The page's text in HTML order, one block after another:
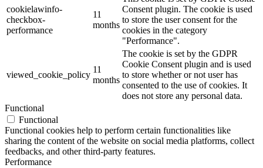
cookielawinfo-
checkbox-
performance
11
months
Consent plugin. The cookie is used
to store the user consent for the
cookies in the category
"Performance".
viewed_cookie_policy
11
months
The cookie is set by the GDPR
Cookie Consent plugin and is used
to store whether or not user has
consented to the use of cookies. It
does not store any personal data.
Functional
Functional
Functional cookies help to perform certain functionalities like
sharing the content of the website on social media platforms, collect
feedbacks, and other third-party features.
Performance